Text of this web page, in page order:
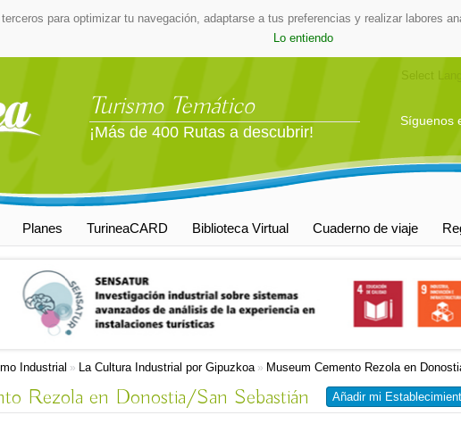
para optimizar tu navegación, adaptarse a tus preferencias y realizar labores
Lo entiendo
Turismo Temático
¡Más de 400 Rutas a descubrir!
Select
Síguenos
Planes TurineaCARD Biblioteca Virtual Cuaderno de viaje
Industrial » La Cultura Industrial por Gipuzkoa» Museum Cemento Rezola en
Añadir mi
Rezola en Donostia/San Sebastián